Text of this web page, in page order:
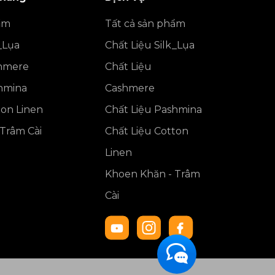
Linen
Cài
Tất cả sản phẩm
Chất Liệu Silk_Lụa
Chất Liệu
Cashmere
Chất Liệu Pashmina
Chất Liệu Cotton
Linen
Khoen Khăn - Trâm
Cài